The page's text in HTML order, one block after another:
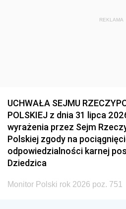
REKLAMA
UCHWAŁA SEJMU
POLSKIEJ z dnia 31 lipca
wyrażenia przez Sejm
Polskiej zgody na
odpowiedzialności karnej
Dziedzica
Monitor Polski rok 2026 poz. 751